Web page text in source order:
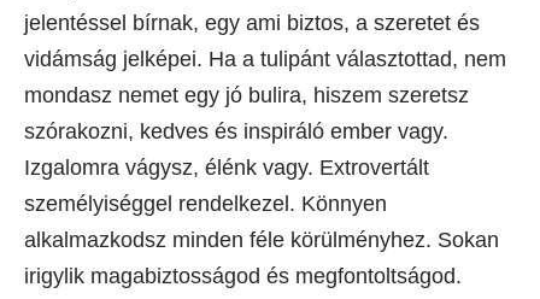
jelentéssel bírnak, egy ami biztos, a szeretet és
vidámság jelképei. Ha a tulipánt választottad, nem
mondasz nemet egy jó bulira, hiszem szeretsz
szórakozni, kedves és inspiráló ember vagy.
Izgalomra vágysz, élénk vagy. Extrovertált
személyiséggel rendelkezel. Könnyen
alkalmazkodsz minden féle körülményhez. Sokan
irigylik magabiztosságod és megfontoltságod.